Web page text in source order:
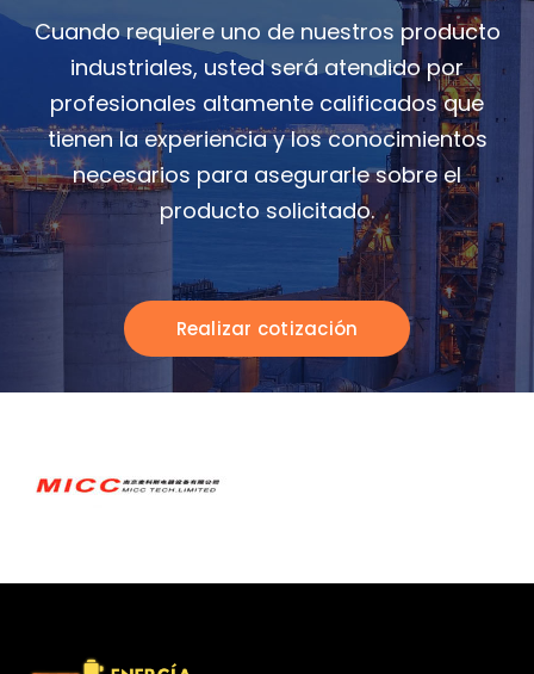
Cuando requiere uno de nuestros producto
industriales, usted será atendido por
profesionales altamente calificados que
tienen la experiencia y los conocimientos
necesarios para asegurarle sobre el
producto solicitado.
Realizar cotización